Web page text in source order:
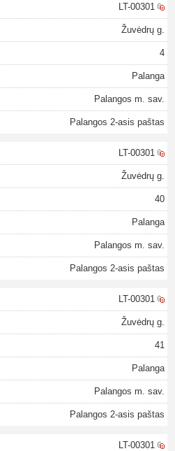
LT-00301
Žuvėdrų g.
4
Palanga
Palangos m. sav.
Palangos 2-asis paštas
LT-00301
Žuvėdrų g.
40
Palanga
Palangos m. sav.
Palangos 2-asis paštas
LT-00301
Žuvėdrų g.
41
Palanga
Palangos m. sav.
Palangos 2-asis paštas
LT-00301